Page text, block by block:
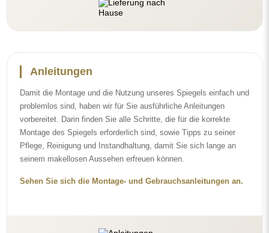
Anleitungen
Damit die Montage und die Nutzung unseres Spiegels einfach und
problemlos sind, haben wir für Sie ausführliche Anleitungen
vorbereitet. Darin finden Sie alle Schritte, die für die korrekte
Montage des Spiegels erforderlich sind, sowie Tipps zu seiner
Pflege, Reinigung und Instandhaltung, damit Sie sich lange an
seinem makellosen Aussehen erfreuen können.
Sehen Sie sich die Montage- und Gebrauchsanleitungen an.